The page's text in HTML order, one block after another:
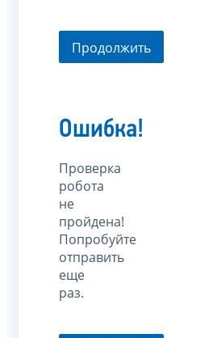
Продолжить
Ошибка!
Проверка
робота
не
пройдена!
Попробуйте
отправить
еще
раз.